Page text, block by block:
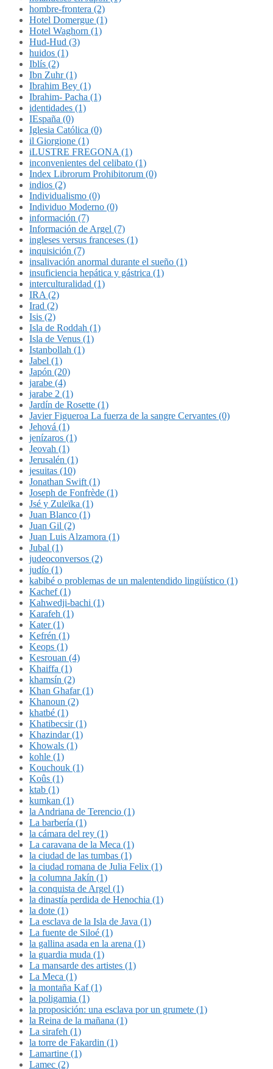
hombre-frontera (2)
Hotel Domergue (1)
Hotel Waghorn (1)
Hud-Hud (3)
huidos (1)
Iblís (2)
Ibn Zuhr (1)
Ibrahim Bey (1)
Ibrahim- Pacha (1)
identidades (1)
IEspaña (0)
Iglesia Católica (0)
il Giorgione (1)
iLUSTRE FREGONA (1)
inconvenientes del celibato (1)
Index Librorum Prohibitorum (0)
indios (2)
Individualismo (0)
Individuo Moderno (0)
información (7)
Información de Argel (7)
ingleses versus franceses (1)
inquisición (7)
insalivación anormal durante el sueño (1)
insuficiencia hepática y gástrica (1)
interculturalidad (1)
IRA (2)
Irad (2)
Isis (2)
Isla de Roddah (1)
Isla de Venus (1)
Istanbollah (1)
Jabel (1)
Japón (20)
jarabe (4)
jarabe 2 (1)
Jardín de Rosette (1)
Javier Figueroa La fuerza de la sangre Cervantes (0)
Jehová (1)
jenízaros (1)
Jeovah (1)
Jerusalén (1)
jesuitas (10)
Jonathan Swift (1)
Joseph de Fonfrède (1)
Jsé y Zuleïka (1)
Juan Blanco (1)
Juan Gil (2)
Juan Luis Alzamora (1)
Jubal (1)
judeoconversos (2)
judío (1)
kabibé o problemas de un malentendido lingüístico (1)
Kachef (1)
Kahwedji-bachi (1)
Karafeh (1)
Kater (1)
Kefrén (1)
Keops (1)
Kesrouan (4)
Khaiffa (1)
khamsín (2)
Khan Ghafar (1)
Khanoun (2)
khatbé (1)
Khatibecsir (1)
Khazindar (1)
Khowals (1)
kohle (1)
Kouchouk (1)
Koûs (1)
ktab (1)
kumkan (1)
la Andriana de Terencio (1)
La barbería (1)
la cámara del rey (1)
La caravana de la Meca (1)
la ciudad de las tumbas (1)
la ciudad romana de Julia Felix (1)
la columna Jakín (1)
la conquista de Argel (1)
la dinastía perdida de Henochia (1)
la dote (1)
La esclava de la Isla de Java (1)
La fuente de Siloé (1)
la gallina asada en la arena (1)
la guardia muda (1)
La mansarde des artistes (1)
La Meca (1)
la montaña Kaf (1)
la poligamia (1)
la proposición: una esclava por un grumete (1)
la Reina de la mañana (1)
La sirafeh (1)
la torre de Fakardin (1)
Lamartine (1)
Lamec (2)